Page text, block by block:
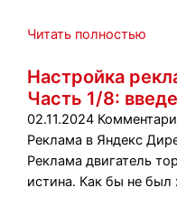
Читать полностью
Настройка
Часть 1/8:
02.11.2024
Реклама в Яндекс
Реклама двигатель
истина. Как бы не